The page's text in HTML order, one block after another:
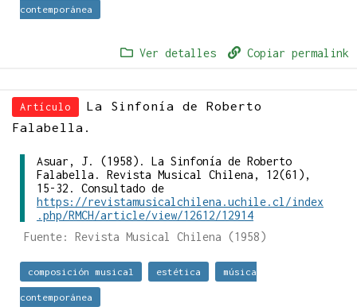
contemporánea
Ver detalles Copiar permalink
Artículo
La Sinfonía de Roberto
Falabella.
Asuar, J. (1958). La Sinfonía de Roberto
Falabella. Revista Musical Chilena, 12(61),
15-32. Consultado de
https://revistamusicalchilena.uchile.cl/index
.php/RMCH/article/view/12612/12914
Fuente: Revista Musical Chilena (1958)
composición musical estética música
contemporánea